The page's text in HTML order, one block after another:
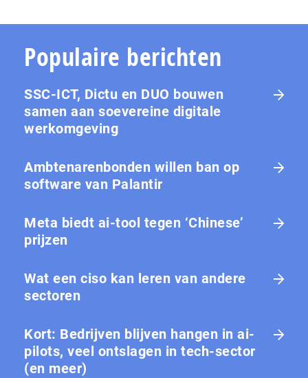
Populaire berichten
SSC-ICT, Dictu en DUO bouwen
samen aan soevereine digitale
werkomgeving
Ambtenarenbonden willen ban op
software van Palantir
Meta biedt ai-tool tegen ‘Chinese’
prijzen
Wat een ciso kan leren van andere
sectoren
Kort: Bedrijven blijven hangen in ai-
pilots, veel ontslagen in tech-sector
(en meer)